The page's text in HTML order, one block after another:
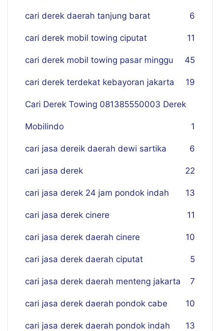
cari derek daerah tanjung barat 6
cari derek mobil towing ciputat 11
cari derek mobil towing pasar minggu 45
cari derek terdekat kebayoran jakarta 19
Cari Derek Towing 081385550003 Derek
Mobilindo 1
cari jasa dereik daerah dewi sartika 6
cari jasa derek 22
cari jasa derek 24 jam pondok indah 13
cari jasa derek cinere 11
cari jasa derek daerah cinere 10
cari jasa derek daerah ciputat 5
cari jasa derek daerah menteng jakarta 7
cari jasa derek daerah pondok cabe 10
cari jasa derek daerah pondok indah 13